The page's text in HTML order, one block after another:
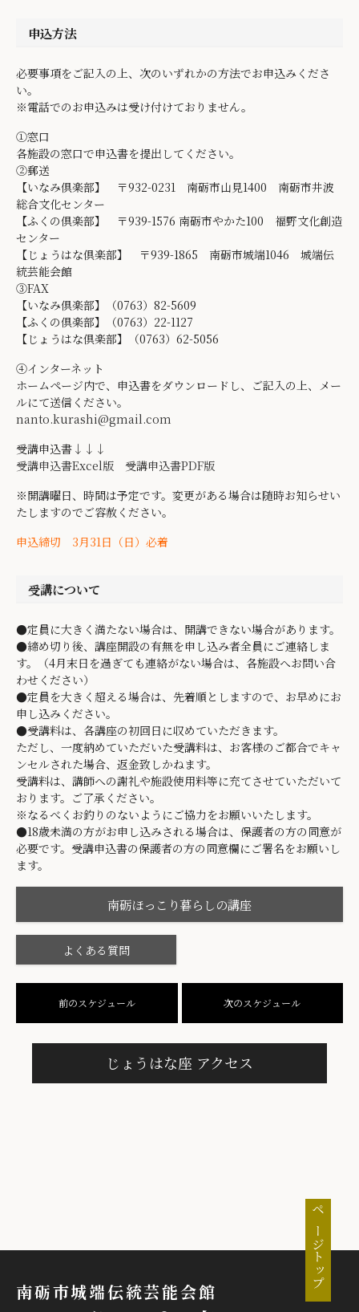
申込方法
必要事項をご記入の上、次のいずれかの方法でお申込みくださ
い。
※電話でのお申込みは受け付けておりません。
①窓口
各施設の窓口で申込書を提出してください。
②郵送
【いなみ倶楽部】 〒932-0231 南砺市山見1400 南砺市井波
総合文化センター
【ふくの倶楽部】 〒939-1576 南砺市やかた100 福野文化創造
センター
【じょうはな倶楽部】 〒939-1865 南砺市城端1046 城端伝
統芸能会館
③FAX
【いなみ倶楽部】（0763）82-5609
【ふくの倶楽部】（0763）22-1127
【じょうはな倶楽部】（0763）62-5056
④インターネット
ホームページ内で、申込書をダウンロードし、ご記入の上、メー
ルにて送信ください。
nanto.kurashi@gmail.com
受講申込書↓↓↓
受講申込書Excel版
受講申込書PDF版
※開講曜日、時間は予定です。変更がある場合は随時お知らせい
たしますのでご容赦ください。
申込締切 3月31日（日）必着
受講について
●定員に大きく満たない場合は、開講できない場合があります。
●締め切り後、講座開設の有無を申し込み者全員にご連絡しま
す。（4月末日を過ぎても連絡がない場合は、各施設へお問い合
わせください）
●定員を大きく超える場合は、先着順としますので、お早めにお
申し込みください。
●受講料は、各講座の初回日に収めていただきます。
ただし、一度納めていただいた受講料は、お客様のご都合でキャ
ンセルされた場合、返金致しかねます。
受講料は、講師への謝礼や施設使用料等に充てさせていただいて
おります。ご了承ください。
※なるべくお釣りのないようにご協力をお願いいたします。
●18歳未満の方がお申し込みされる場合は、保護者の方の同意が
必要です。受講申込書の保護者の方の同意欄にご署名をお願いし
ます。
南砺ほっこり暮らしの講座
よくある質問
前のスケジュール 次のスケジュール
じょうはな座 アクセス
ページトップ
南砺市城端伝統芸能会館